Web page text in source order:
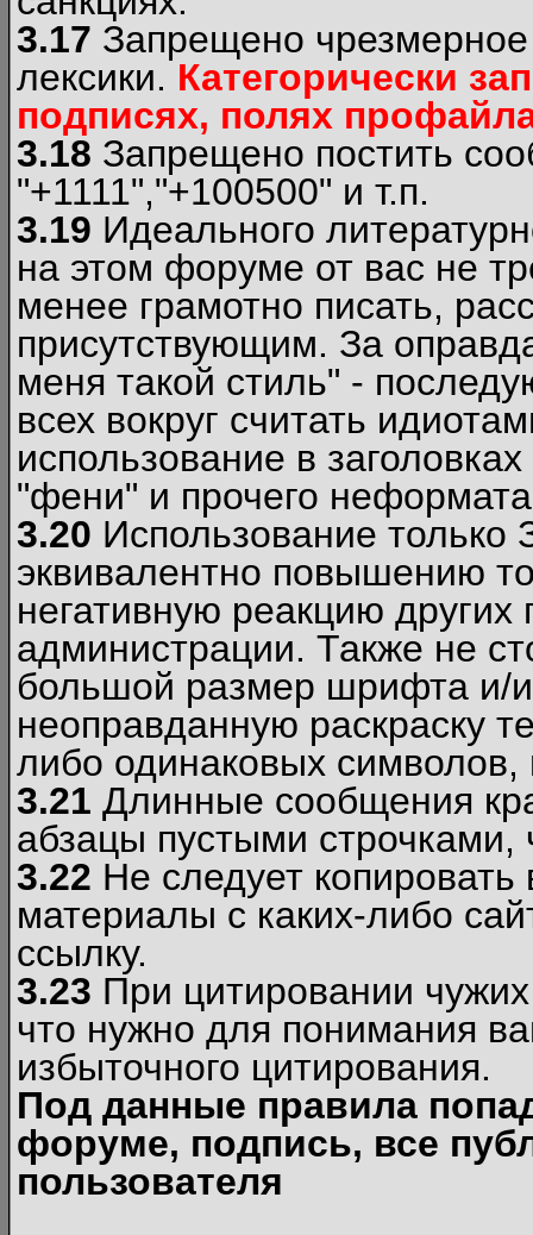
3.17 Запрещено
лексики. Категорически
подписях, полях
3.18 Запрещено постить
"+1111","+100500" и т.п.
3.19 Идеального
на этом форуме от вас не
менее грамотно писать,
присутствующим. За
меня такой стиль" -
всех вокруг считать
использование в
"фени" и прочего
3.20 Использование
эквивалентно повышению
негативную реакцию
администрации. Также не
большой размер шрифта и/
неоправданную раскраску
либо одинаковых
3.21 Длинные сообщения
абзацы пустыми
3.22 Не следует
материалы c каких-либо
ссылку.
3.23 При цитировании
что нужно для понимания
избыточного цитирования.
Под данные правила
форуме, подпись, все
пользователя